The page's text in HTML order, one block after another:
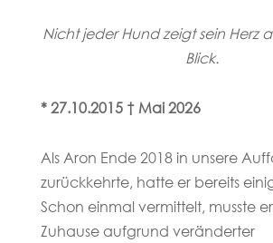
Nicht jeder Hund zeigt sein Herz
Blick.
* 27.10.2015 † Mai 2026
Als Aron Ende 2018 in unsere
zurückkehrte, hatte er bereits
Schon einmal vermittelt, musste
Zuhause aufgrund veränderter